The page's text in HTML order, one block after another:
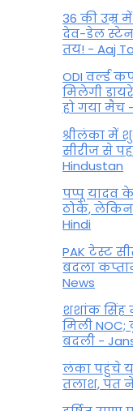
36 की उम्र
देव-डेल स्टेन
तय! - Aaj
ODI वर्ल्ड
मिलेगी
हो गया मैच
श्रीलंका में
सीरीज से
Hindustan
पप्पू यादव
ठोके,
Hindi
PAK टेस्ट
बदला
News
शशांक सिंह
मिली
बदली -
लंका पहुंचे
तलाश, पंत ने